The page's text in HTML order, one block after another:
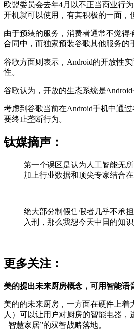
欧盟委员会去年4月以不正当商业行
开机就可以使用，有其积极的一面，
由于预装的服务，消费者通常不觉得
合同中，而独家预装谷歌其他服务的
谷歌方面则表示，Android的开放性
性。
谷歌认为，开放的生态系统是
考虑到谷歌当前在Android手机中通
要终止垄断行为。
钛媒摘声：
第一个误区是认为人工智能无
加上行业数据和顶尖专家结合
绝大部分制假售假者几乎不承
入刑，那么我想今天中国的知
更多关注：
美的提出未来厨房概念，可用智能语
美的的未来厨房，一方面在硬件上着
人）可以让用户对厨房的智能电器
+智慧家居”的双智战略落地。